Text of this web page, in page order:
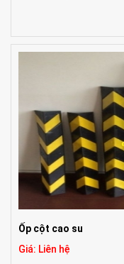
Ốp cột cao su
Giá: Liên hệ